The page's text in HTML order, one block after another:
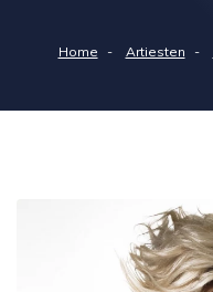
Home Artiesten